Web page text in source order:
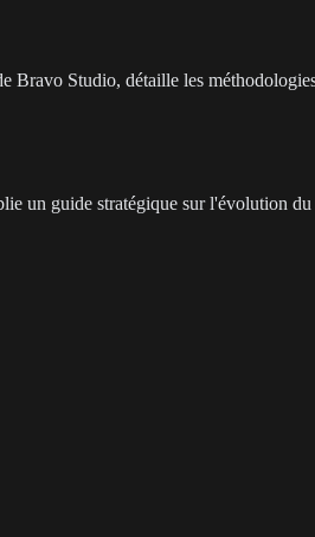
Studio, détaille les
guide stratégique sur l'évolution